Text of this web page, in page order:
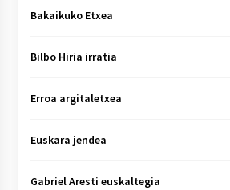
Bakaikuko Etxea
Bilbo Hiria irratia
Erroa argitaletxea
Euskara jendea
Gabriel Aresti euskaltegia